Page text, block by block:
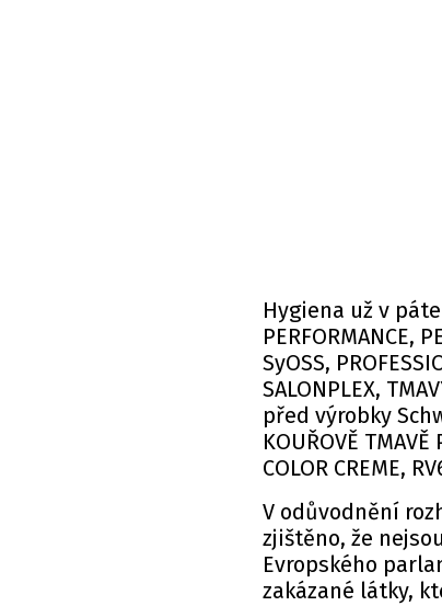
Hygiena už v
PERFORMANCE,
SyOSS,
SALONPLEX,
před výrobky
KOUŘOVĚ TMAVĚ
COLOR CREME,
V odůvodnění
zjištěno, že
Evropského
zakázané látky,